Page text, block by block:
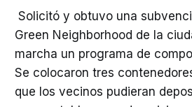
Solicitó y obtuvo una
Green Neighborhood de la
marcha un programa de
Se colocaron tres
que los vecinos pudieran